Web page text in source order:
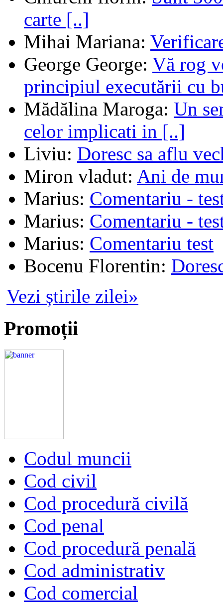
carte [..]
Mihai Mariana:
George George: Vă rog
principiul executării cu
Mădălina Maroga: Un
celor implicati in [..]
Liviu: Doresc sa aflu
Miron vladut: Ani de
Marius: Comentariu -
Marius: Comentariu -
Marius: Comentariu test
Bocenu Florentin:
Vezi știrile zilei»
Promoții
Codul muncii
Cod civil
Cod procedură civilă
Cod penal
Cod procedură penală
Cod administrativ
Cod comercial